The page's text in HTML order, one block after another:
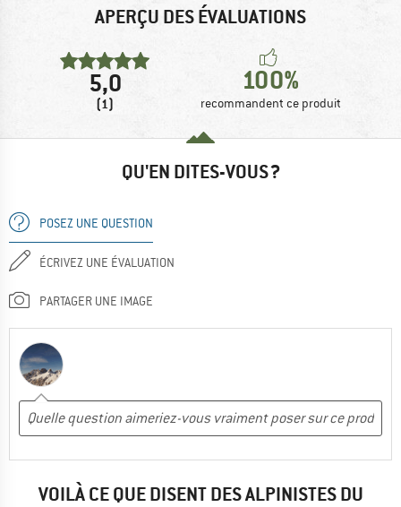
APERÇU DES ÉVALUATIONS
5,0
(1)
100%
recommandent ce produit
QU'EN DITES-VOUS ?
POSEZ UNE QUESTION
ÉCRIVEZ UNE ÉVALUATION
PARTAGER UNE IMAGE
VOILÀ CE QUE DISENT DES ALPINISTES DU